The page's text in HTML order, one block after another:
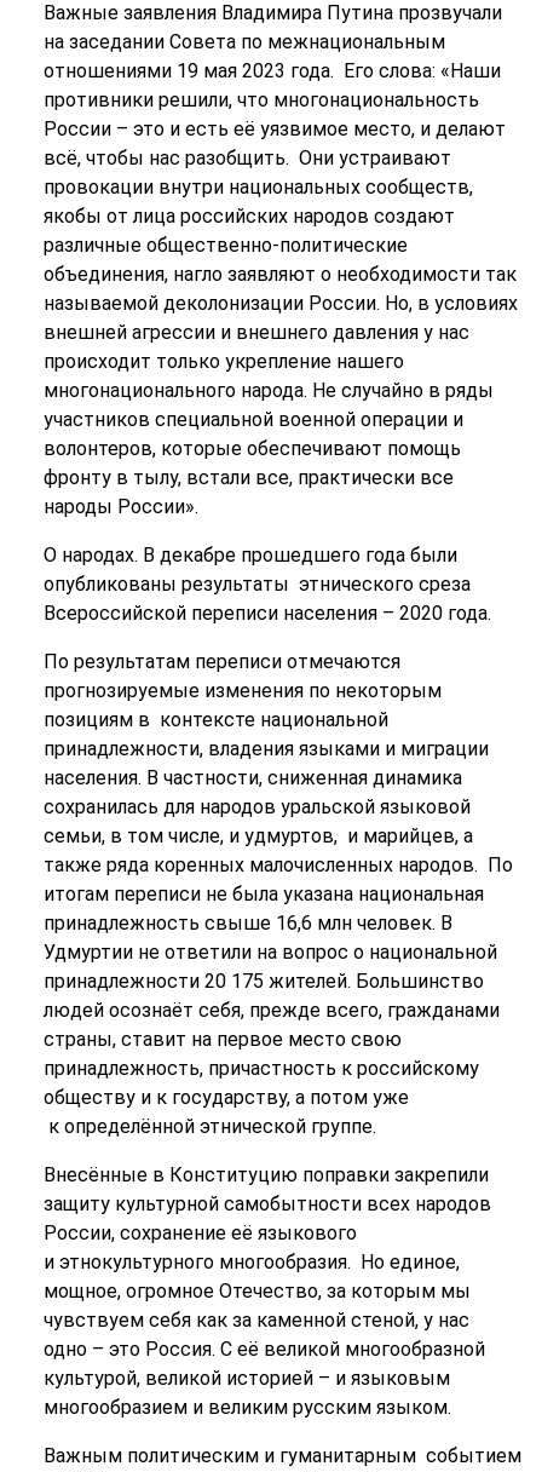
Важные заявления Владимира Путина прозвучали
на заседании Совета по межнациональным
отношениями 19 мая 2023 года. Его слова: «Наши
противники решили, что многонациональность
России – это и есть её уязвимое место, и делают
всё, чтобы нас разобщить. Они устраивают
провокации внутри национальных сообществ,
якобы от лица российских народов создают
различные общественно-политические
объединения, нагло заявляют о необходимости так
называемой деколонизации России. Но, в условиях
внешней агрессии и внешнего давления у нас
происходит только укрепление нашего
многонационального народа. Не случайно в ряды
участников специальной военной операции и
волонтеров, которые обеспечивают помощь
фронту в тылу, встали все, практически все
народы России».
О народах. В декабре прошедшего года были
опубликованы результаты этнического среза
Всероссийской переписи населения – 2020 года.
По результатам переписи отмечаются
прогнозируемые изменения по некоторым
позициям в контексте национальной
принадлежности, владения языками и миграции
населения. В частности, сниженная динамика
сохранилась для народов уральской языковой
семьи, в том числе, и удмуртов, и марийцев, а
также ряда коренных малочисленных народов. По
итогам переписи не была указана национальная
принадлежность свыше 16,6 млн человек. В
Удмуртии не ответили на вопрос о национальной
принадлежности 20 175 жителей. Большинство
людей осознаёт себя, прежде всего, гражданами
страны, ставит на первое место свою
принадлежность, причастность к российскому
обществу и к государству, а потом уже
к определённой этнической группе.
Внесённые в Конституцию поправки закрепили
защиту культурной самобытности всех народов
России, сохранение её языкового
и этнокультурного многообразия. Но единое,
мощное, огромное Отечество, за которым мы
чувствуем себя как за каменной стеной, у нас
одно – это Россия. С её великой многообразной
культурой, великой историей – и языковым
многообразием и великим русским языком.
Важным политическим и гуманитарным событием